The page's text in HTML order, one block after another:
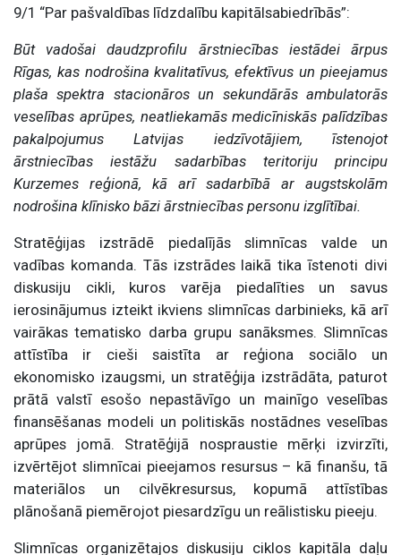
9/1 “Par pašvaldības līdzdalību kapitālsabiedrībās”:
Būt vadošai daudzprofilu ārstniecības iestādei ārpus
Rīgas, kas nodrošina kvalitatīvus, efektīvus un pieejamus
plaša spektra stacionāros un sekundārās ambulatorās
veselības aprūpes, neatliekamās medicīniskās palīdzības
pakalpojumus Latvijas iedzīvotājiem, īstenojot
ārstniecības iestāžu sadarbības teritoriju principu
Kurzemes reģionā, kā arī sadarbībā ar augstskolām
nodrošina klīnisko bāzi ārstniecības personu izglītībai.
Stratēģijas izstrādē piedalījās slimnīcas valde un
vadības komanda. Tās izstrādes laikā tika īstenoti divi
diskusiju cikli, kuros varēja piedalīties un savus
ierosinājumus izteikt ikviens slimnīcas darbinieks, kā arī
vairākas tematisko darba grupu sanāksmes. Slimnīcas
attīstība ir cieši saistīta ar reģiona sociālo un
ekonomisko izaugsmi, un stratēģija izstrādāta, paturot
prātā valstī esošo nepastāvīgo un mainīgo veselības
finansēšanas modeli un politiskās nostādnes veselības
aprūpes jomā. Stratēģijā nospraustie mērķi izvirzīti,
izvērtējot slimnīcai pieejamos resursus – kā finanšu, tā
materiālos un cilvēkresursus, kopumā attīstības
plānošanā piemērojot piesardzīgu un reālistisku pieeju.
Slimnīcas organizētajos diskusiju ciklos kapitāla daļu